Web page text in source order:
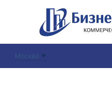
Москва